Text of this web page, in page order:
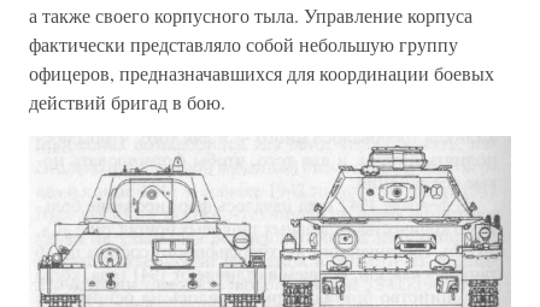
а также своего корпусного тыла. Управление корпуса
фактически представляло собой небольшую группу
офицеров, предназначавшихся для координации боевых
действий бригад в бою.